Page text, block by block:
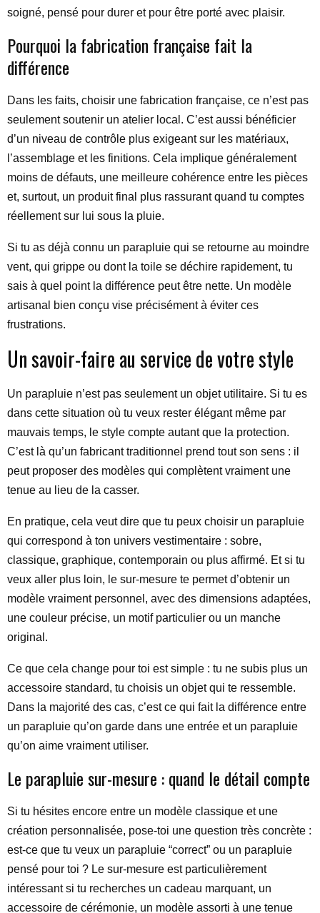
soigné, pensé pour durer et pour être porté avec plaisir.
Pourquoi la fabrication française fait la
différence
Dans les faits, choisir une fabrication française, ce n’est pas
seulement soutenir un atelier local. C’est aussi bénéficier
d’un niveau de contrôle plus exigeant sur les matériaux,
l’assemblage et les finitions. Cela implique généralement
moins de défauts, une meilleure cohérence entre les pièces
et, surtout, un produit final plus rassurant quand tu comptes
réellement sur lui sous la pluie.
Si tu as déjà connu un parapluie qui se retourne au moindre
vent, qui grippe ou dont la toile se déchire rapidement, tu
sais à quel point la différence peut être nette. Un modèle
artisanal bien conçu vise précisément à éviter ces
frustrations.
Un savoir-faire au service de votre style
Un parapluie n’est pas seulement un objet utilitaire. Si tu es
dans cette situation où tu veux rester élégant même par
mauvais temps, le style compte autant que la protection.
C’est là qu’un fabricant traditionnel prend tout son sens : il
peut proposer des modèles qui complètent vraiment une
tenue au lieu de la casser.
En pratique, cela veut dire que tu peux choisir un parapluie
qui correspond à ton univers vestimentaire : sobre,
classique, graphique, contemporain ou plus affirmé. Et si tu
veux aller plus loin, le sur-mesure te permet d’obtenir un
modèle vraiment personnel, avec des dimensions adaptées,
une couleur précise, un motif particulier ou un manche
original.
Ce que cela change pour toi est simple : tu ne subis plus un
accessoire standard, tu choisis un objet qui te ressemble.
Dans la majorité des cas, c’est ce qui fait la différence entre
un parapluie qu’on garde dans une entrée et un parapluie
qu’on aime vraiment utiliser.
Le parapluie sur-mesure : quand le détail compte
Si tu hésites encore entre un modèle classique et une
création personnalisée, pose-toi une question très concrète :
est-ce que tu veux un parapluie “correct” ou un parapluie
pensé pour toi ? Le sur-mesure est particulièrement
intéressant si tu recherches un cadeau marquant, un
accessoire de cérémonie, un modèle assorti à une tenue